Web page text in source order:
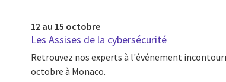
12 au 15 octobre
Les Assises de la cybersécurité
Retrouvez nos experts à l'événement
octobre à Monaco.